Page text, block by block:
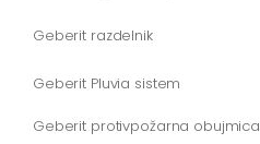
Geberit razdelnik
Geberit Pluvia sistem
Geberit protivpožarna obujmica